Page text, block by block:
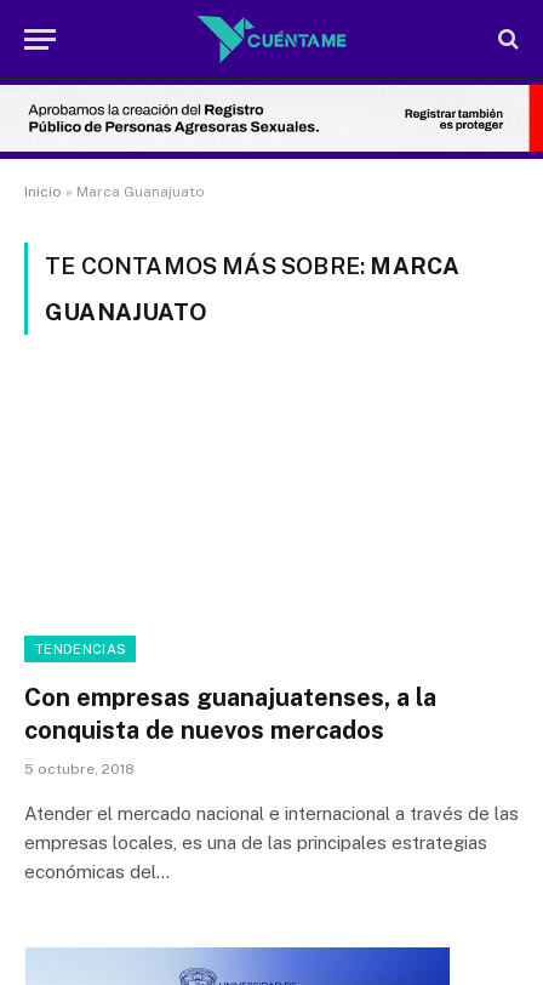
Inicio » Marca Guanajuato
TE CONTAMOS MÁS SOBRE: MARCA
GUANAJUATO
TENDENCIAS
Con empresas guanajuatenses, a la
conquista de nuevos mercados
5 octubre, 2018
Atender el mercado nacional e internacional a través de las
empresas locales, es una de las principales estrategias
económicas del…